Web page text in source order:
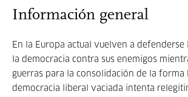
Información general
En la Europa actual vuelven a defenderse
la democracia contra sus enemigos
guerras para la consolidación de la forma
democracia liberal vaciada intenta